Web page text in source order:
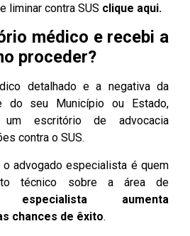
liminar contra SUS clique aqui.
médico e recebi a
proceder?
detalhado e a negativa da
do seu Município ou Estado,
escritório de advocacia
contra o SUS.
o advogado especialista é quem
técnico sobre a área de
aumenta
chances de êxito.